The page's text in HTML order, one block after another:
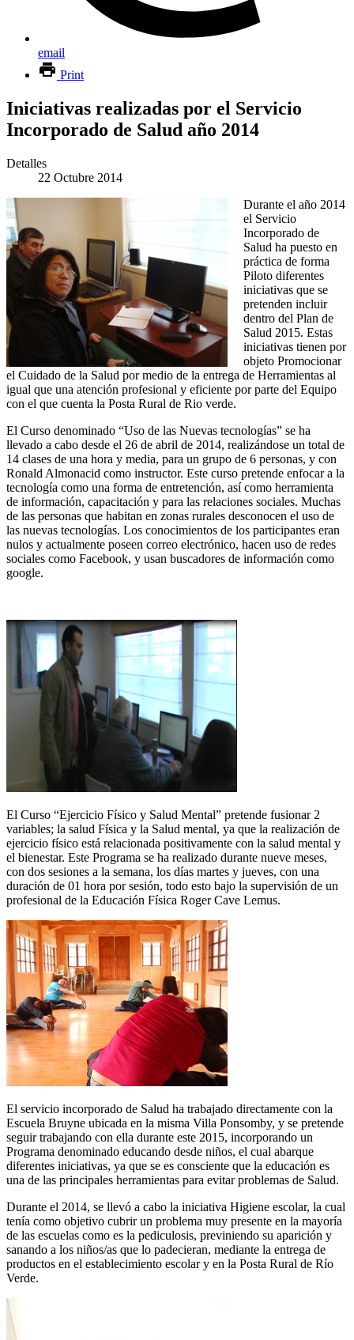
email
Print
Iniciativas realizadas por el Servicio
Incorporado de Salud año 2014
Detalles
22 Octubre 2014
Durante el año 2014
el Servicio
Incorporado de
Salud ha puesto en
práctica de forma
Piloto diferentes
iniciativas que se
pretenden incluir
dentro del Plan de
Salud 2015. Estas
iniciativas tienen por
objeto Promocionar
el Cuidado de la Salud por medio de la entrega de Herramientas al
igual que una atención profesional y eficiente por parte del Equipo
con el que cuenta la Posta Rural de Rio verde.
El Curso denominado “Uso de las Nuevas tecnologías” se ha
llevado a cabo desde el 26 de abril de 2014, realizándose un total de
14 clases de una hora y media, para un grupo de 6 personas, y con
Ronald Almonacid como instructor. Este curso pretende enfocar a la
tecnología como una forma de entretención, así como herramienta
de información, capacitación y para las relaciones sociales. Muchas
de las personas que habitan en zonas rurales desconocen el uso de
las nuevas tecnologías. Los conocimientos de los participantes eran
nulos y actualmente poseen correo electrónico, hacen uso de redes
sociales como Facebook, y usan buscadores de información como
google.
El Curso “Ejercicio Físico y Salud Mental” pretende fusionar 2
variables; la salud Física y la Salud mental, ya que la realización de
ejercicio físico está relacionada positivamente con la salud mental y
el bienestar. Este Programa se ha realizado durante nueve meses,
con dos sesiones a la semana, los días martes y jueves, con una
duración de 01 hora por sesión, todo esto bajo la supervisión de un
profesional de la Educación Física Roger Cave Lemus.
El servicio incorporado de Salud ha trabajado directamente con la
Escuela Bruyne ubicada en la misma Villa Ponsomby, y se pretende
seguir trabajando con ella durante este 2015, incorporando un
Programa denominado educando desde niños, el cual abarque
diferentes iniciativas, ya que se es consciente que la educación es
una de las principales herramientas para evitar problemas de Salud.
Durante el 2014, se llevó a cabo la iniciativa Higiene escolar, la cual
tenía como objetivo cubrir un problema muy presente en la mayoría
de las escuelas como es la pediculosis, previniendo su aparición y
sanando a los niños/as que lo padecieran, mediante la entrega de
productos en el establecimiento escolar y en la Posta Rural de Río
Verde.